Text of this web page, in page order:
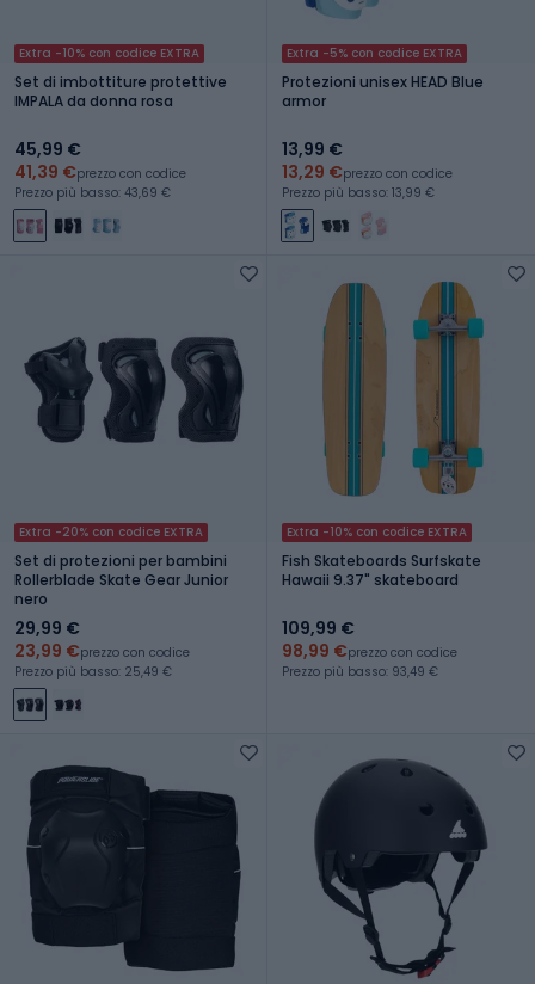
Extra -10% con codice EXTRA
Set di imbottiture protettive
IMPALA da donna rosa
45,99 €
41,39 €prezzo con codice
Prezzo più basso: 43,69 €
Extra -5% con codice EXTRA
Protezioni unisex HEAD Blue
armor
13,99 €
13,29 €prezzo con codice
Prezzo più basso: 13,99 €
Extra -20% con codice EXTRA
Set di protezioni per bambini
Rollerblade Skate Gear Junior
nero
29,99 €
23,99 €prezzo con codice
Prezzo più basso: 25,49 €
Extra -10% con codice EXTRA
Fish Skateboards Surfskate
Hawaii 9.37" skateboard
109,99 €
98,99 €prezzo con codice
Prezzo più basso: 93,49 €